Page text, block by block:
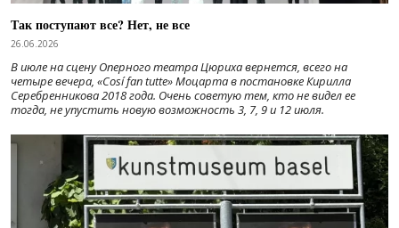
Так поступают все? Нет, не все
26.06.2026
В июле на сцену Оперного театра Цюриха вернется, всего на
четыре вечера, «Cosí fan tutte» Моцарта в постановке Кирилла
Серебренникова 2018 года. Очень советую тем, кто не видел ее
тогда, не упустить новую возможность 3, 7, 9 и 12 июля.